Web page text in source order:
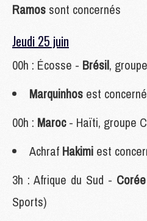
Ramos sont concernés
Jeudi 25 juin
00h : Écosse - Brésil,
Marquinhos est concerné
00h : Maroc- Haïti, groupe
Achraf Hakimi est
3h : Afrique du Sud -
Sports)